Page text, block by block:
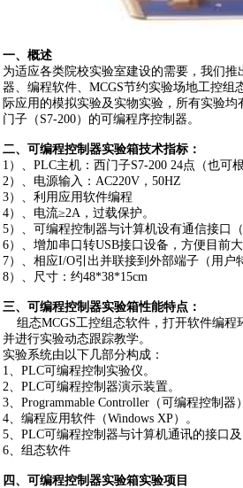
一、概述
为适应各类院校实验室建设的需要，我们推
器、编程软件、MCGS节约实验场地工控
际应用的模拟实验及实物实验，所有实验
门子（S7-200）的可编程序控制器。
二、可编程控制器实验箱技术指标：
1）、PLC主机：西门子S7-200 24点（也可
2）、电源输入：AC220V，50HZ
3）、利用应用软件编程
4）、电流≥2A，过载保护。
5）、可编程控制器与计算机设有通信接口（
6）、增加串口转USB接口设备，方便目前
7）、相应I/O引出并联接到外部端子（用户
8）、尺寸：约48*38*15cm
三、 可编程控制器实验箱性能特点：
组态MCGS工控组态软件，打开软件编程
并进行实验动态跟踪教学。
实验系统由以下几部分构成：
1、PLC可编程控制实验仪。
2、PLC可编程控制器演示装置。
3、Programmable Controller（可编程控制器
4、编程应用软件（Windows XP）。
5、PLC可编程控制器与计算机通讯的接口及
6、组态软件
四、 可编程控制器实验箱实验项目